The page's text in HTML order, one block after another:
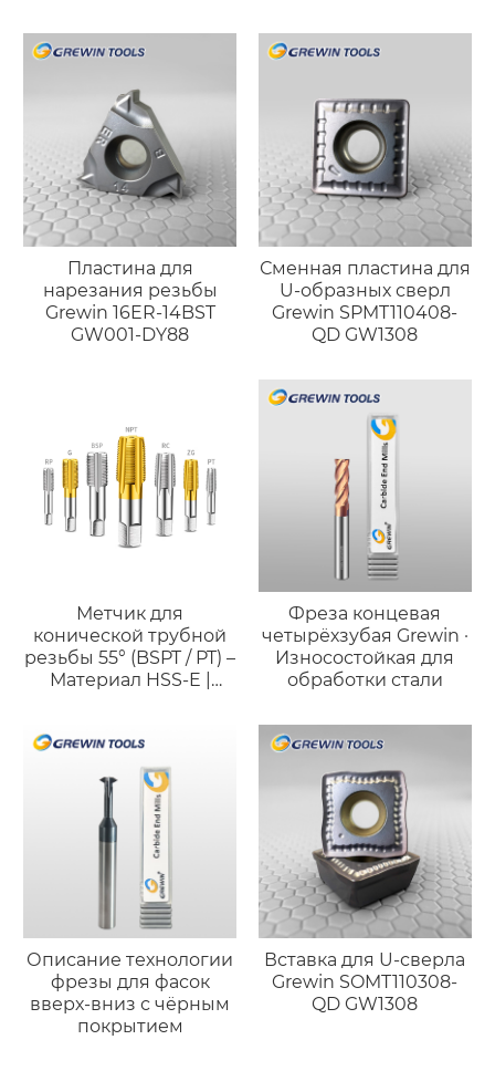
Пластина для
нарезания резьбы
Grewin 16ER-14BST
GW001-DY88
Сменная пластина для
U-образных сверл
Grewin SPMT110408-
QD GW1308
Метчик для
конической трубной
резьбы 55° (BSPT / PT) –
Материал HSS-E |
герметичных
соединений
Фреза концевая
четырёхзубая Grewin ·
Износостойкая для
обработки стали
Описание технологии
фрезы для фасок
вверх-вниз с чёрным
покрытием
Вставка для U-сверла
Grewin SOMT110308-
QD GW1308